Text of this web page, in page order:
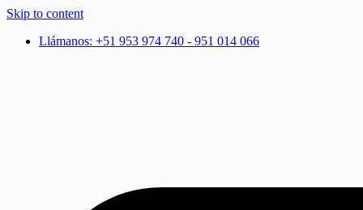
Skip to content
Llámanos: +51 953 974 740 - 951 014 066